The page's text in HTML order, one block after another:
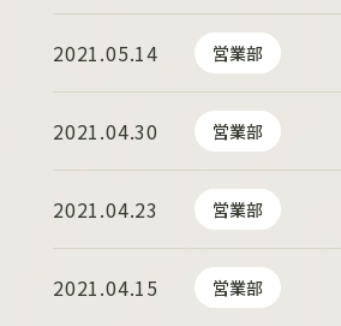
2021.05.14 営業部
2021.04.30 営業部
2021.04.23 営業部
2021.04.15 営業部